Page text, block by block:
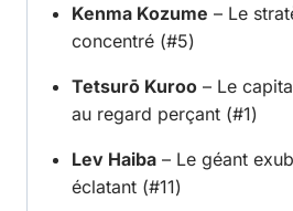
Kenma Kozume – Le
concentré (#5)
Tetsurō Kuroo – Le
au regard perçant (#1)
Lev Haiba – Le géant
éclatant (#11)